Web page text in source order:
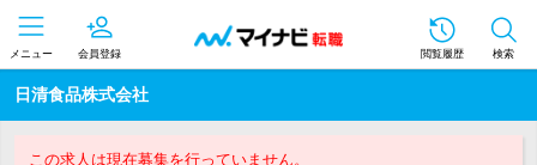
メニュー 会員登録 閲覧履歴 検索
日清食品株式会社
この求人は現在募集を行っていません。